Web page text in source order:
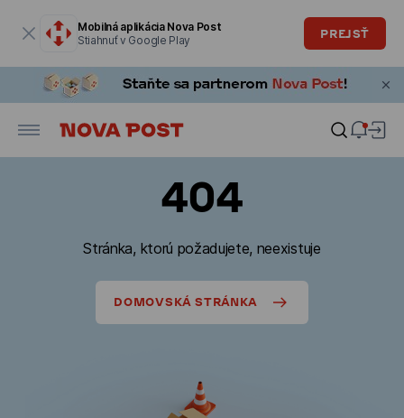
Mobilná aplikácia Nova Post
Stiahnuť v Google Play
PREJSŤ
404
Stránka, ktorú požadujete, neexistuje
DOMOVSKÁ STRÁNKA